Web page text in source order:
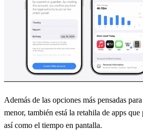
Además de las opciones más pensadas
menor, también está la retahila de apps que
así como el tiempo en pantalla.